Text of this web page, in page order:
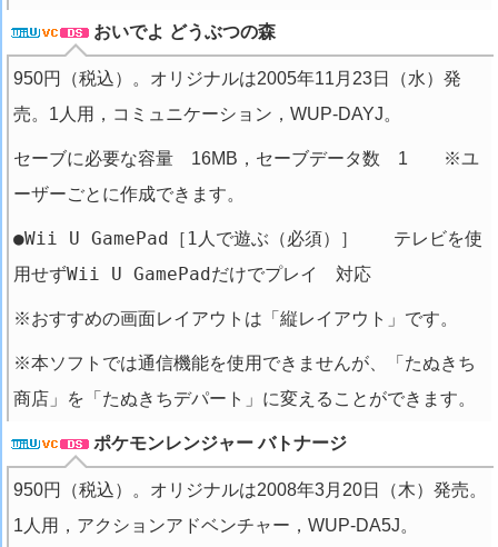
おいでよ どうぶつの森
950円（税込）。オリジナルは2005年11月23日（水）発
売。1人用，コミュニケーション，WUP-DAYJ。
セーブに必要な容量 16MB，セーブデータ数 1 ※ユ
ーザーごとに作成できます。
●Wii U GamePad［1人で遊ぶ（必須）］ テレビを使
用せずWii U GamePadだけでプレイ 対応
※おすすめの画面レイアウトは「縦レイアウト」です。
※本ソフトでは通信機能を使用できませんが、「たぬきち
商店」を「たぬきちデパート」に変えることができます。
ポケモンレンジャー バトナージ
950円（税込）。オリジナルは2008年3月20日（木）発売。
1人用，アクションアドベンチャー，WUP-DA5J。